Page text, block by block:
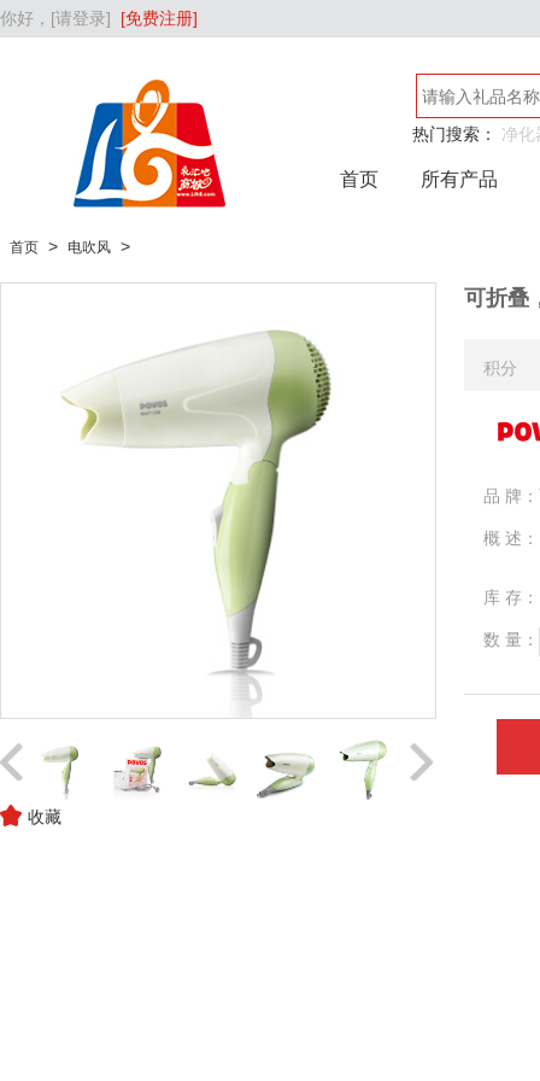
你好， [请登录] [免费注册]
热门搜索： 净化
首页 所有产品
首页 > 电吹风 >
收藏
可折叠
积分
品 牌：
概 述：
库 存：
数 量：